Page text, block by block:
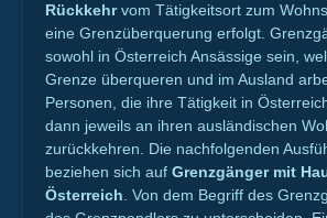
Rückkehrvom Tätigkeitsort zum
eine Grenzüberquerung erfolgt.
sowohl in Österreich Ansässige sein,
Grenze überqueren und im Ausland
Personen, die ihre Tätigkeit in
dann jeweils an ihren ausländischen
zurückkehren. Die nachfolgenden
beziehen sich auf Grenzgänger mit
Österreich . Von dem Begriff des